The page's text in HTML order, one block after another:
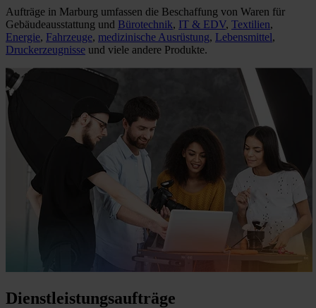
Aufträge in Marburg umfassen die Beschaffung von Waren für
Gebäudeausstattung und Bürotechnik, IT & EDV, Textilien,
Energie, Fahrzeuge, medizinische Ausrüstung, Lebensmittel,
Druckerzeugnisse und viele andere Produkte.
Dienstleistungsaufträge